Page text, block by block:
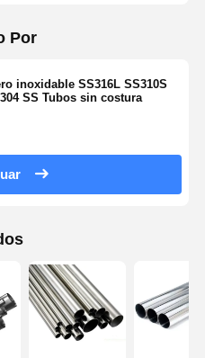
Por
inoxidable SS316L SS310S
SS Tubos sin costura